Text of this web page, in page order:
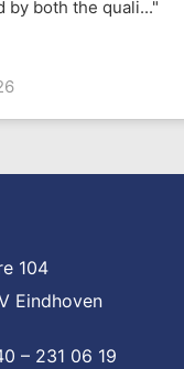
by both the quali..."
104
Eindhoven
– 231 06 19